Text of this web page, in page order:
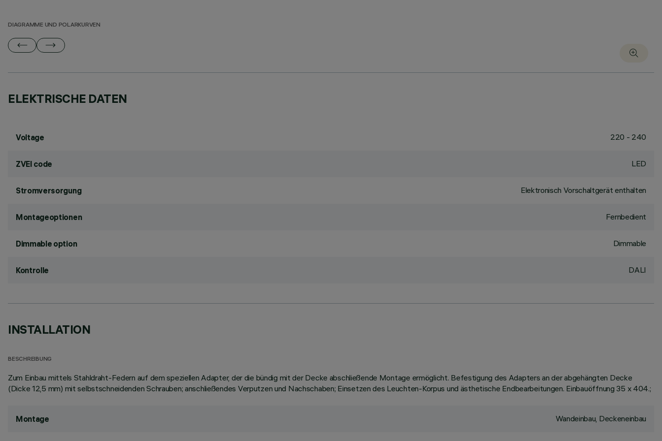
DIAGRAMME UND POLARKURVEN
ELEKTRISCHE DATEN
Voltage 220 - 240
ZVEI code LED
Stromversorgung Elektronisch Vorschaltgerät enthalten
Montageoptionen Fernbedient
Dimmable option Dimmable
Kontrolle DALI
INSTALLATION
BESCHREIBUNG
Zum Einbau mittels Stahldraht-Federn auf dem speziellen Adapter, der die bündig mit der Decke abschließende Montage ermöglicht. Befestigung des Adapters an der abgehängten Decke
(Dicke 12,5 mm) mit selbstschneidenden Schrauben; anschließendes Verputzen und Nachschaben; Einsetzen des Leuchten-Korpus und ästhetische Endbearbeitungen. Einbauöffnung 35 x 404.;
Montage Wandeinbau, Deckeneinbau